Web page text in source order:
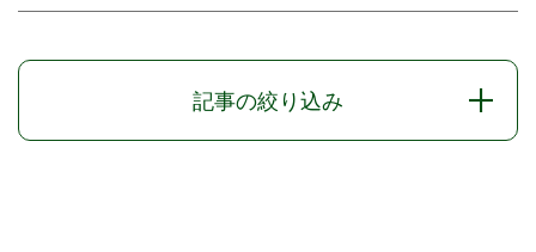
記事の絞り込み